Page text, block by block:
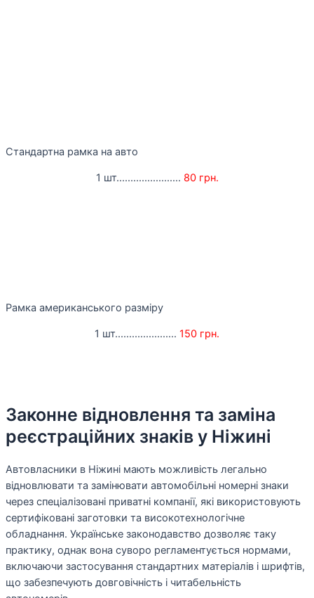
Стандартна рамка на авто
1 шт....................... 80 грн.
Рамка американського разміру
1 шт...................... 150 грн.
Законне відновлення та заміна
реєстраційних знаків у Ніжині
Автовласники в Ніжині мають можливість легально
відновлювати та замінювати автомобільні номерні знаки
через спеціалізовані приватні компанії, які використовують
сертифіковані заготовки та високотехнологічне
обладнання. Українське законодавство дозволяє таку
практику, однак вона суворо регламентується нормами,
включаючи застосування стандартних матеріалів і шрифтів,
що забезпечують довговічність і читабельність